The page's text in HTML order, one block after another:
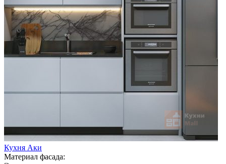
Кухня Аки
Материал фасада: